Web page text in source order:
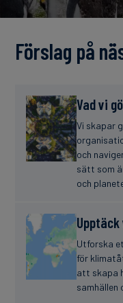
Förslag på
Vad vi
Vi skapar
och
sätt som
och
Utforska
för
att skapa
samhällen